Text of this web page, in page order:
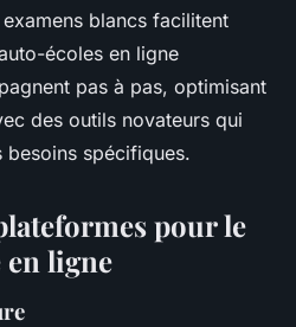
blancs facilitent
écoles en ligne
pas à pas, optimisant
des outils novateurs qui
spécifiques.
pour le
en ligne